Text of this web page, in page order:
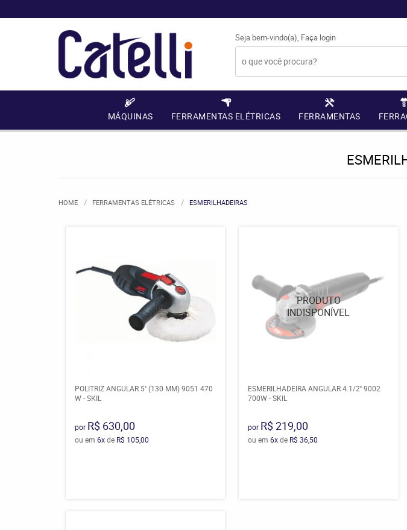
Seja bem-vindo(a), Faça login
MÁQUINAS FERRAMENTAS ELÉTRICAS FERRAMENTAS
HOME FERRAMENTAS ELÉTRICAS ESMERILHADEIRAS
POLITRIZ ANGULAR 5'' (130 MM) 9051 470
W - SKIL
por R$ 630,00
ou em 6xde R$ 105,00
ESMERILHADEIRA ANGULAR 4.1/2'' 9002
700W - SKIL
por R$ 219,00
ou em 6xde R$ 36,50